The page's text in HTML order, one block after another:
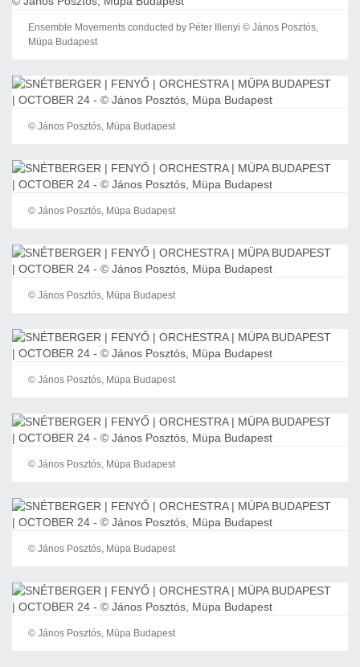
Ensemble Movements conducted by Péter Illenyi © János Posztós,
Müpa Budapest
© János Posztós, Müpa Budapest
© János Posztós, Müpa Budapest
© János Posztós, Müpa Budapest
© János Posztós, Müpa Budapest
© János Posztós, Müpa Budapest
© János Posztós, Müpa Budapest
© János Posztós, Müpa Budapest